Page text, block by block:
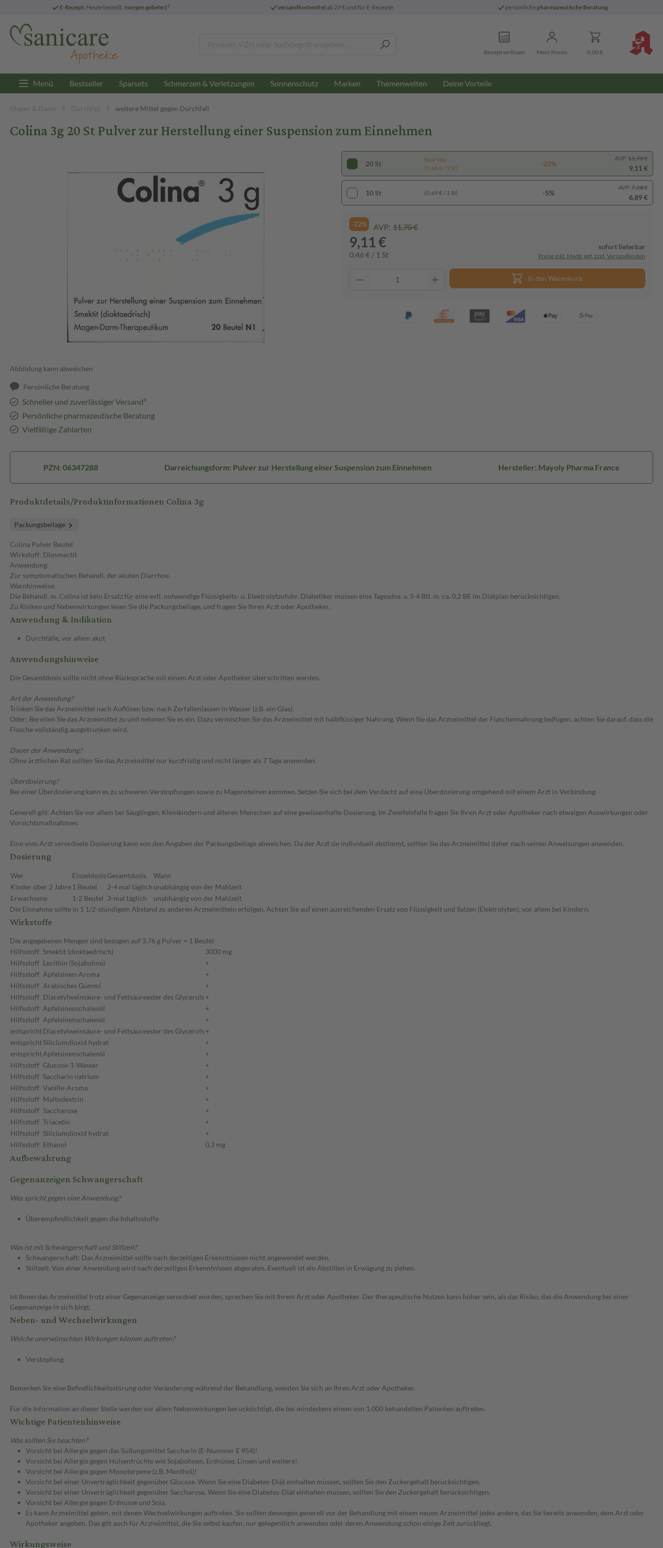
E-Rezept: Heute bestellt, morgen geliefert3 versandkostenfreiab 29 € und für E-Rezepte persönliche pharmazeutische Beratung
Rezept einlösen Mein Konto 0,00 €
Menü Bestseller Sparsets Schmerzen & Verletzungen Sonnenschutz Marken Themenwelten Deine Vorteile
Magen & Darm Durchfall weitere Mittel gegen Durchfall
Colina 3g 20 St Pulver zur Herstellung einer Suspension zum Einnehmen
Abbildung kann abweichen
Persönliche Beratung
Schneller und zuverlässiger Versand³
Persönliche pharmazeutische Beratung
Vielfältige Zahlarten
20 St
Spartipp
(0,46 € / 1 St)
-22%
AVP: 11,70 €
9,11 €
10 St (0,69 € / 1 St) -5%
AVP: 7,28 €
6,89 €
-22% AVP: 11,70 €
9,11 €
0,46 € / 1 St
sofort lieferbar
Preise inkl. MwSt. ggf. zzgl. Versandkosten
In den Warenkorb
PZN: 06347288 Darreichungsform: Pulver zur Herstellung einer Suspension zum Einnehmen Hersteller: Mayoly Pharma France
Produktdetails/Produktinformationen Colina 3g
Packungsbeilage
Colina Pulver Beutel
Wirkstoff: Diosmectit
Anwendung:
Zur symptomatischen Behandl. der akuten Diarrhoe.
Warnhinweise:
Die Behandl. m. Colina ist kein Ersatz für eine evtl. notwendige Flüssigkeits- u. Elektrolytzufuhr. Diabetiker müssen eine Tagesdos. v. 3-4 Btl. m. ca. 0,2 BE im Diätplan berücksichtigen.
Zu Risiken und Nebenwirkungen lesen Sie die Packungsbeilage, und fragen Sie Ihren Arzt oder Apotheker.
Anwendung & Indikation
Durchfälle, vor allem akut
Anwendungshinweise
Die Gesamtdosis sollte nicht ohne Rücksprache mit einem Arzt oder Apotheker überschritten werden.
Art der Anwendung?
Trinken Sie das Arzneimittel nach Auflösen bzw. nach Zerfallenlassen in Wasser (z.B. ein Glas).
Oder: Bereiten Sie das Arzneimittel zu und nehmen Sie es ein. Dazu vermischen Sie das Arzneimittel mit halbflüssiger Nahrung. Wenn Sie das Arzneimittel der Flaschennahrung beifügen, achten Sie darauf, dass die
Flasche vollständig ausgetrunken wird.
Dauer der Anwendung?
Ohne ärztlichen Rat sollten Sie das Arzneimittel nur kurzfristig und nicht länger als 7 Tage anwenden.
Überdosierung?
Bei einer Überdosierung kann es zu schweren Verstopfungen sowie zu Magensteinen kommen. Setzen Sie sich bei dem Verdacht auf eine Überdosierung umgehend mit einem Arzt in Verbindung.
Generell gilt: Achten Sie vor allem bei Säuglingen, Kleinkindern und älteren Menschen auf eine gewissenhafte Dosierung. Im Zweifelsfalle fragen Sie Ihren Arzt oder Apotheker nach etwaigen Auswirkungen oder
Vorsichtsmaßnahmen.
Eine vom Arzt verordnete Dosierung kann von den Angaben der Packungsbeilage abweichen. Da der Arzt sie individuell abstimmt, sollten Sie das Arzneimittel daher nach seinen Anweisungen anwenden.
Dosierung
Wer Einzeldosis Gesamtdosis
Wann
Kinder über 2 Jahre 1 Beutel 2-4 mal täglich unabhängig von der Mahlzeit
Erwachsene
1-2 Beutel 3-mal täglich
unabhängig von der Mahlzeit
Die Einnahme sollte in 1 1/2-stündigem Abstand zu anderen Arzneimitteln erfolgen. Achten Sie auf einen ausreichenden Ersatz von Flüssigkeit und Salzen (Elektrolyten), vor allem bei Kindern.
Wirkstoffe
Die angegebenen Mengen sind bezogen auf 3,76 g Pulver = 1 Beutel
Hilfsstoff Smektit (dioktaedrisch)
3000 mg
Hilfsstoff Lecithin (Sojabohne)
+
Hilfsstoff Apfelsinen-Aroma
+
Hilfsstoff Arabisches Gummi
+
Hilfsstoff Diacetylweinsäure- und Fettsäureester des Glycerols +
Hilfsstoff Apfelsinenschalenöl
+
Hilfsstoff Apfelsinenschalenöl
+
entsprichtDiacetylweinsäure- und Fettsäureester des Glycerols +
entsprichtSiliciumdioxid hydrat
+
entsprichtApfelsinenschalenöl
+
Hilfsstoff Glucose-1-Wasser
+
Hilfsstoff Saccharin natrium
+
Hilfsstoff Vanille-Aroma
+
Hilfsstoff Maltodextrin
+
Hilfsstoff Saccharose
+
Hilfsstoff Triacetin
+
Hilfsstoff Siliciumdioxid hydrat
+
Hilfsstoff Ethanol 0,3 mg
Aufbewahrung
Gegenanzeigen Schwangerschaft
Was spricht gegen eine Anwendung?
Überempfindlichkeit gegen die Inhaltsstoffe
Was ist mit Schwangerschaft und Stillzeit?
Schwangerschaft: Das Arzneimittel sollte nach derzeitigen Erkenntnissen nicht angewendet werden.
Stillzeit: Von einer Anwendung wird nach derzeitigen Erkenntnissen abgeraten. Eventuell ist ein Abstillen in Erwägung zu ziehen.
Ist Ihnen das Arzneimittel trotz einer Gegenanzeige verordnet worden, sprechen Sie mit Ihrem Arzt oder Apotheker. Der therapeutische Nutzen kann höher sein, als das Risiko, das die Anwendung bei einer
Gegenanzeige in sich birgt.
Neben- und Wechselwirkungen
Welche unerwünschten Wirkungen können auftreten?
Verstopfung
Bemerken Sie eine Befindlichkeitsstörung oder Veränderung während der Behandlung, wenden Sie sich an Ihren Arzt oder Apotheker.
Für die Information an dieser Stelle werden vor allem Nebenwirkungen berücksichtigt, die bei mindestens einem von 1.000 behandelten Patienten auftreten.
Wichtige Patientenhinweise
Was sollten Sie beachten?
Vorsicht bei Allergie gegen das Süßungsmittel Saccharin (E-Nummer E 954)!
Vorsicht bei Allergie gegen Hülsenfrüchte wie Sojabohnen, Erdnüsse, Linsen und weitere!
Vorsicht bei Allergie gegen Monoterpene (z.B. Menthol)!
Vorsicht bei einer Unverträglichkeit gegenüber Glucose. Wenn Sie eine Diabetes-Diät einhalten müssen, sollten Sie den Zuckergehalt berücksichtigen.
Vorsicht bei einer Unverträglichkeit gegenüber Saccharose. Wenn Sie eine Diabetes-Diät einhalten müssen, sollten Sie den Zuckergehalt berücksichtigen.
Vorsicht bei Allergie gegen Erdnüsse und Soja.
Es kann Arzneimittel geben, mit denen Wechselwirkungen auftreten. Sie sollten deswegen generell vor der Behandlung mit einem neuen Arzneimittel jedes andere, das Sie bereits anwenden, dem Arzt oder
Apotheker angeben. Das gilt auch für Arzneimittel, die Sie selbst kaufen, nur gelegentlich anwenden oder deren Anwendung schon einige Zeit zurückliegt.
Wirkungsweise